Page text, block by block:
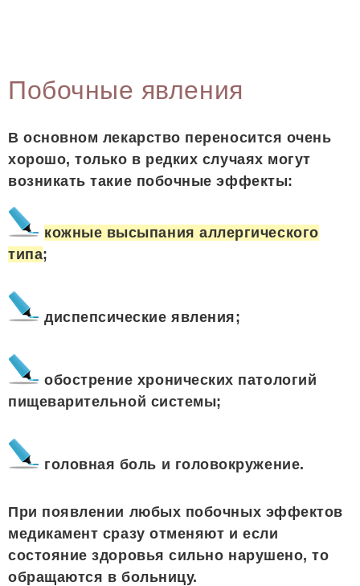
Побочные явления
В основном лекарство переносится очень
хорошо, только в редких случаях могут
возникать такие побочные эффекты:
кожные высыпания аллергического
типа;
диспепсические явления;
обострение хронических патологий
пищеварительной системы;
головная боль и головокружение.
При появлении любых побочных эффектов
медикамент сразу отменяют и если
состояние здоровья сильно нарушено, то
обращаются в больницу.